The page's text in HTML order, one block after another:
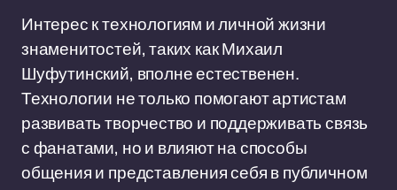
Интерес к технологиям и личной жизни
знаменитостей, таких как Михаил
Шуфутинский, вполне естественен.
Технологии не только помогают артистам
развивать творчество и поддерживать связь
с фанатами, но и влияют на способы
общения и представления себя в публичном